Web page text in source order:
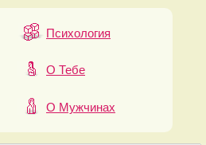
Психология
О Тебе
О Мужчинах